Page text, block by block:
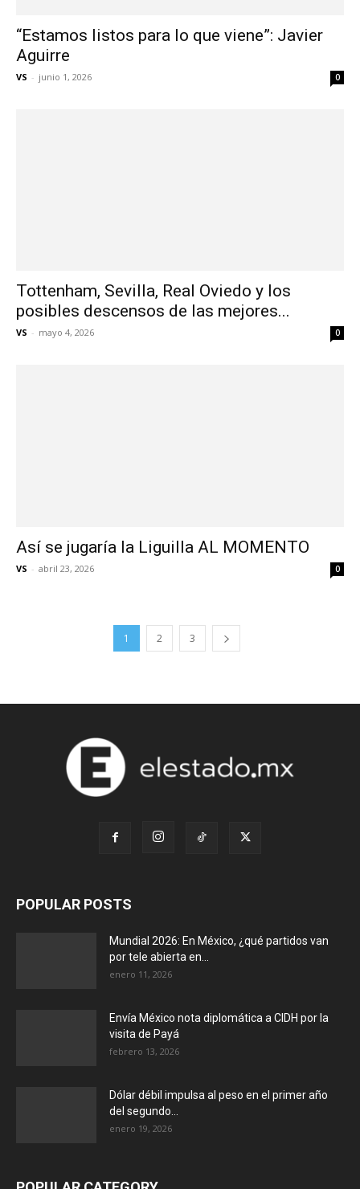
“Estamos listos para lo que viene”: Javier
Aguirre
VS - junio 1, 2026 0
Tottenham, Sevilla, Real Oviedo y los
posibles descensos de las mejores...
VS - mayo 4, 2026 0
Así se jugaría la Liguilla AL MOMENTO
VS - abril 23, 2026 0
1 2 3
POPULAR POSTS
Mundial 2026: En México, ¿qué partidos van
por tele abierta en...
enero 11, 2026
Envía México nota diplomática a CIDH por la
visita de Payá
febrero 13, 2026
Dólar débil impulsa al peso en el primer año
del segundo...
enero 19, 2026